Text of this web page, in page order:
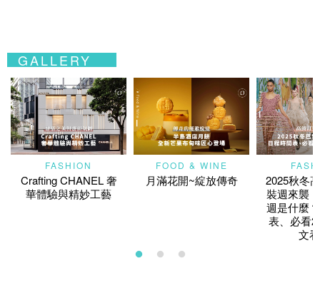
GALLERY
FASHION
Crafting CHANEL 奢
華體驗與精妙工藝
FOOD & WINE
月滿花開~綻放傳奇
2025秋冬
裝週來襲
週是什麼
表、必看
文